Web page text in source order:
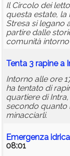
Il Circolo dei
questa estate, la
Stresa si legano
partire dalle
comunità
Tenta 3 rapine a
Intorno alle ore
ha tentato di
quartiere di
secondo quanto
minacciarli.
Emergenza
08:01